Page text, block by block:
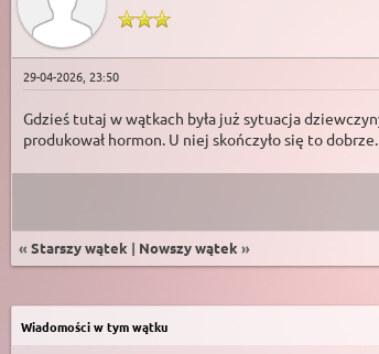
29-04-2026, 23:50
Gdzieś tutaj w wątkach była już sytuacja
produkował hormon. U niej skończyło się to
« Starszy wątek | Nowszy wątek »
Wiadomości w tym wątku